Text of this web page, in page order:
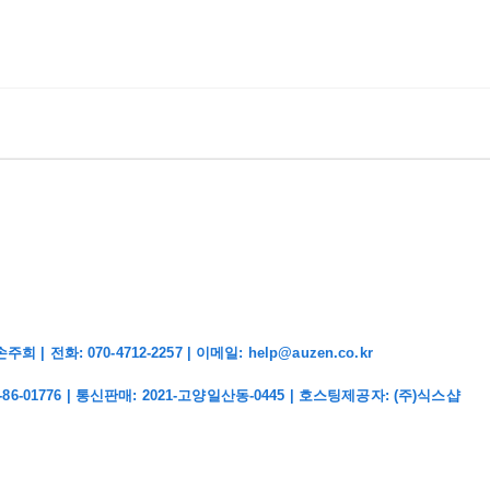
주희 | 전화: 070-4712-2257 | 이메일: help@auzen.co.kr
01776 | 통신판매: 2021-고양일산동-0445 | 호스팅제공자: (주)식스샵